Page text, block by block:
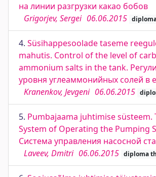
на линии разгрузки какао бобов
Grigorjev, Sergei 06.06.2015
4. Süsihappesoolade taseme
mahutis. Control of the level of
ammonium salts in the tank.
уровня углеаммонийных солей в
Kranenkov, Jevgeni 06.06.2015
5. Pumbajaama juhtimise süsteem.
System of Operating the Pumping
Система управления насосной
Laveev, Dmitri 06.06.2015 diploma